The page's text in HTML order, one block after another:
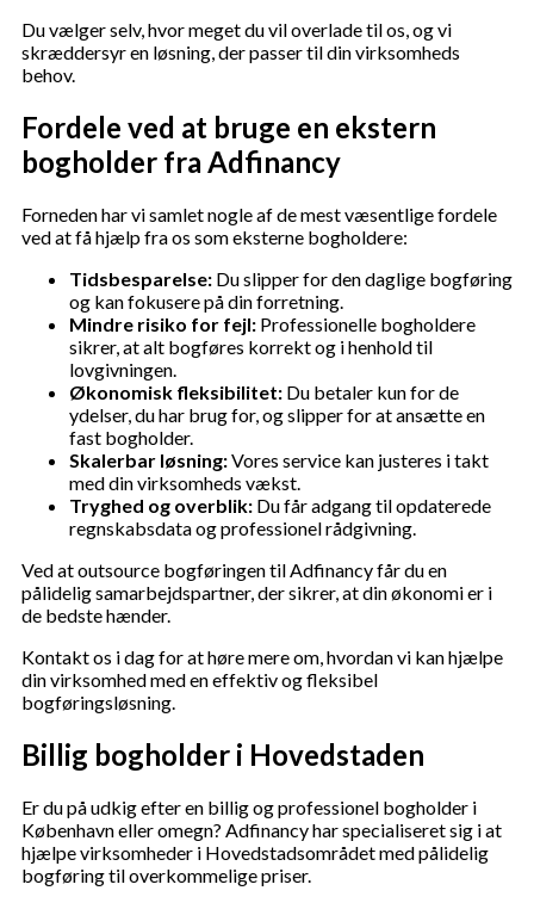
Du vælger selv, hvor meget du vil overlade til os, og vi
skræddersyr en løsning, der passer til din virksomheds
behov.
Fordele ved at bruge en ekstern
bogholder fra Adfinancy
Forneden har vi samlet nogle af de mest væsentlige fordele
ved at få hjælp fra os som eksterne bogholdere:
Tidsbesparelse: Du slipper for den daglige bogføring
og kan fokusere på din forretning.
Mindre risiko for fejl: Professionelle bogholdere
sikrer, at alt bogføres korrekt og i henhold til
lovgivningen.
Økonomisk fleksibilitet: Du betaler kun for de
ydelser, du har brug for, og slipper for at ansætte en
fast bogholder.
Skalerbar løsning:Vores service kan justeres i takt
med din virksomheds vækst.
Tryghed og overblik: Du får adgang til opdaterede
regnskabsdata og professionel rådgivning.
Ved at outsource bogføringen til Adfinancy får du en
pålidelig samarbejdspartner, der sikrer, at din økonomi er i
de bedste hænder.
Kontakt os i dag for at høre mere om, hvordan vi kan hjælpe
din virksomhed med en effektiv og fleksibel
bogføringsløsning.
Billig bogholder i Hovedstaden
Er du på udkig efter en billig og professionel bogholder i
København eller omegn? Adfinancy har specialiseret sig i at
hjælpe virksomheder i Hovedstadsområdet med pålidelig
bogføring til overkommelige priser.